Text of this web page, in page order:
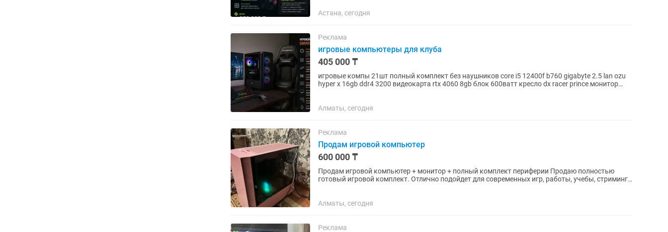
Астана, сегодня
Реклама
игровые компьютеры для клуба
405 000 ₸
игровые компы 21шт полный комплект без наушников core i5 12400f b760 gigabyte 2.5 lan ozu
hyper x 16gb ddr4 3200 видеокарта rtx 4060 8gb блок 600ватт кресло dx racer prince монитор
Алматы, сегодня
Реклама
Продам игровой компьютер
600 000 ₸
Продам игровой компьютер + монитор + полный комплект периферии Продаю полностью
готовый игровой комплект. Отлично подойдет для современных игр, работы, учебы, стриминга
Алматы, сегодня
Реклама